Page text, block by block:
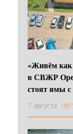
«Живём как
в СВЖР
стоят ямы с
7 августа